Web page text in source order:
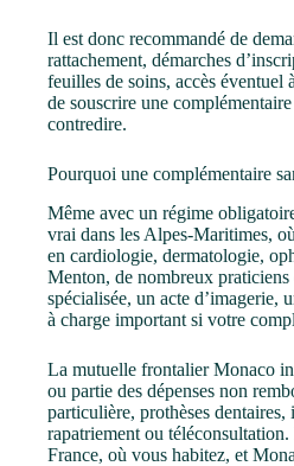
Il est donc recommandé de
rattachement, démarches
feuilles de soins, accès éventuel
de souscrire une
contredire.
Pourquoi une complémentaire
Même avec un régime
vrai dans les Alpes-Maritimes,
en cardiologie, dermatologie,
Menton, de nombreux praticiens
spécialisée, un acte d’imagerie,
à charge important si votre
La mutuelle frontalier Monaco
ou partie des dépenses non
particulière, prothèses
rapatriement ou
France, où vous habitez, et